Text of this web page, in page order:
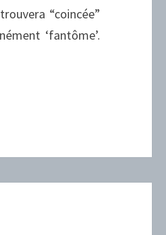
“coincée”
‘fantôme’.